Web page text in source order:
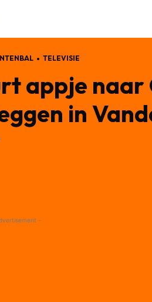
TELEVISIE
appje naar
in
-